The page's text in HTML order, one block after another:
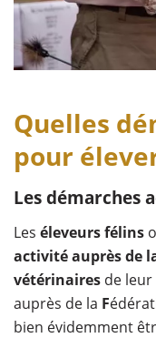
Quelles
pour
Les démarches
Les éleveurs félins
activité auprès de
vétérinaires de
auprès de la F
bien évidemment